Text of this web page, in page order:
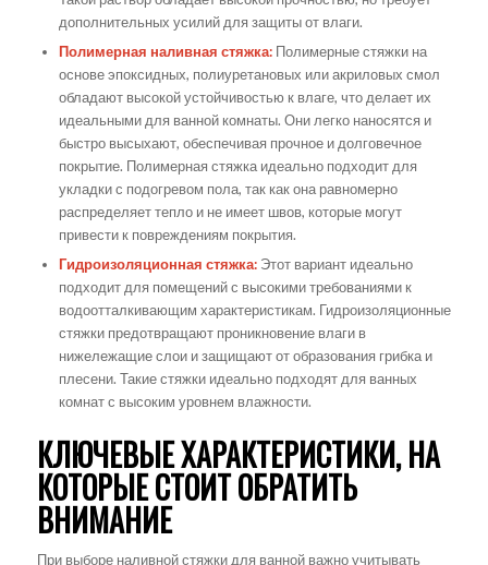
дополнительных усилий для защиты от влаги.
Полимерная наливная стяжка:Полимерные стяжки на
основе эпоксидных, полиуретановых или акриловых смол
обладают высокой устойчивостью к влаге, что делает их
идеальными для ванной комнаты. Они легко наносятся и
быстро высыхают, обеспечивая прочное и долговечное
покрытие. Полимерная стяжка идеально подходит для
укладки с подогревом пола, так как она равномерно
распределяет тепло и не имеет швов, которые могут
привести к повреждениям покрытия.
Гидроизоляционная стяжка:Этот вариант идеально
подходит для помещений с высокими требованиями к
водоотталкивающим характеристикам. Гидроизоляционные
стяжки предотвращают проникновение влаги в
нижележащие слои и защищают от образования грибка и
плесени. Такие стяжки идеально подходят для ванных
комнат с высоким уровнем влажности.
КЛЮЧЕВЫЕ ХАРАКТЕРИСТИКИ, НА
КОТОРЫЕ СТОИТ ОБРАТИТЬ
ВНИМАНИЕ
При выборе наливной стяжки для ванной важно учитывать